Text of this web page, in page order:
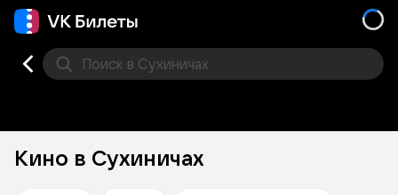
Поиск в Сухиничах
Кино в Сухиничах